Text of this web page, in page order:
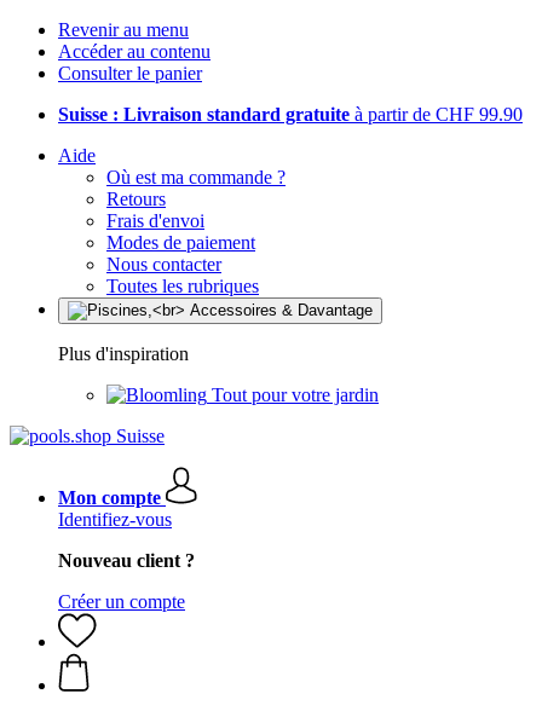
Revenir au menu
Accéder au contenu
Consulter le panier
Suisse : Livraison standard gratuite à partir de CHF 99.90
Aide
Où est ma commande ?
Retours
Frais d'envoi
Modes de paiement
Nous contacter
Toutes les rubriques
Plus d'inspiration
Tout pour votre jardin
Mon compte
Identifiez-vous
Nouveau client ?
Créer un compte